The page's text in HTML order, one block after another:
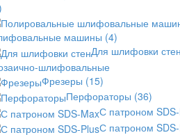
машины (4)
Для шлифовки стен
шлифовальные
Фрезеры (15)
Перфораторы (36)
С патроном
С патроном